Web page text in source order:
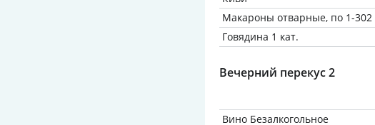
Макароны отварные, по 1-302
Говядина 1 кат.
Вечерний перекус 2
Вино Безалкогольное